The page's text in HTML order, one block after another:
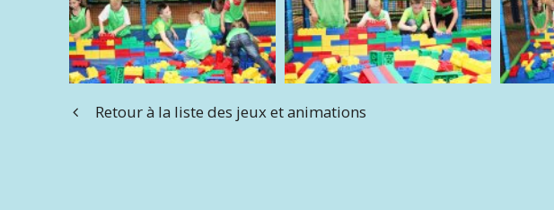
Retour à la liste des jeux et animations